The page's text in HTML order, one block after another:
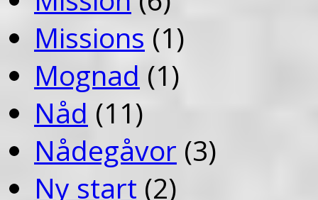
Missions (1)
Mognad (1)
Nåd (11)
Nådegåvor (3)
Ny start (2)